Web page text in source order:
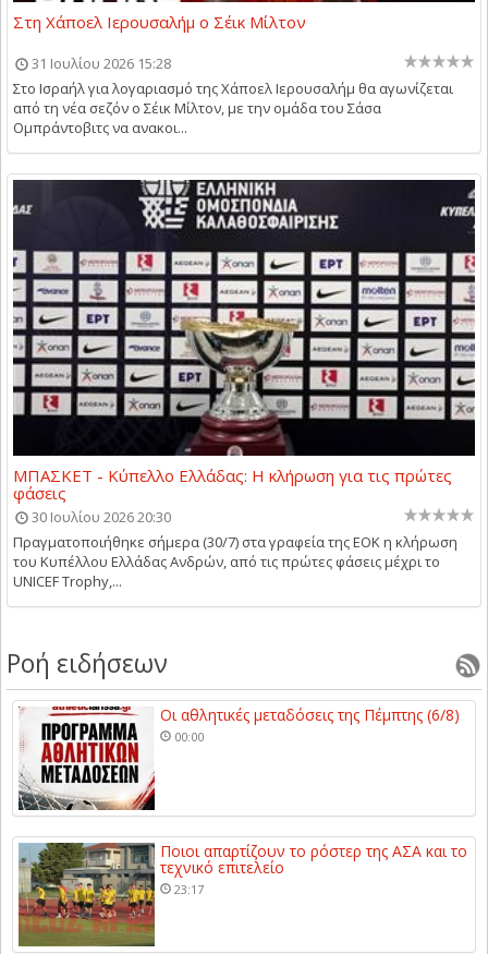
Στη Χάποελ Ιερουσαλήμ ο Σέικ Μίλτον
31 Ιουλίου 2026 15:28
Στο Ισραήλ για λογαριασμό της Χάποελ Ιερουσαλήμ θα αγωνίζεται
από τη νέα σεζόν ο Σέικ Μίλτον, με την ομάδα του Σάσα
Ομπράντοβιτς να ανακοι...
ΜΠΑΣΚΕΤ - Κύπελλο Ελλάδας: Η κλήρωση για τις πρώτες
φάσεις
30 Ιουλίου 2026 20:30
Πραγματοποιήθηκε σήμερα (30/7) στα γραφεία της ΕΟΚ η κλήρωση
του Κυπέλλου Ελλάδας Ανδρών, από τις πρώτες φάσεις μέχρι το
UNICEF Trophy,...
Ροή ειδήσεων
Οι αθλητικές μεταδόσεις της Πέμπτης (6/8)
00:00
Ποιοι απαρτίζουν το ρόστερ της ΑΣΑ και το
τεχνικό επιτελείο
23:17